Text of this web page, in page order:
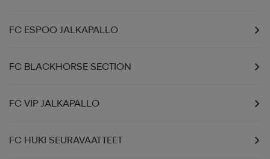
FC ESPOO JALKAPALLO
FC BLACKHORSE SECTION
FC VIP JALKAPALLO
FC HUKI SEURAVAATTEET